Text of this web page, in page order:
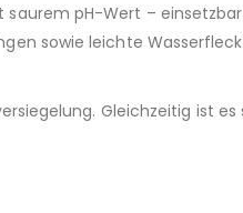
pH-Wert –
sowie leichte
Gleichzeitig ist es